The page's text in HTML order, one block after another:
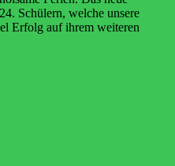
Schülern, welche unsere
Erfolg auf ihrem weiteren